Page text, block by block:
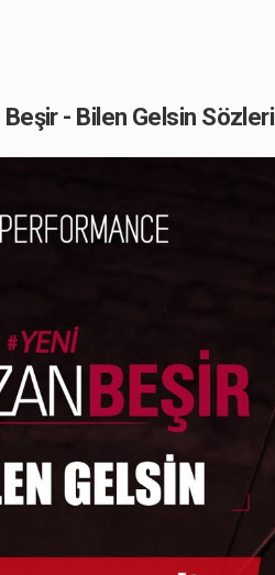
- Bilen Gelsin Sözleri